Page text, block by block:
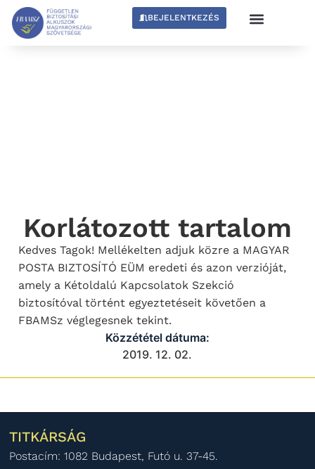
BEJELENTKEZÉS
Korlátozott tartalom
Kedves Tagok! Mellékelten adjuk közre a MAGYAR
POSTA BIZTOSÍTÓ EÜM eredeti és azon verzióját,
amely a Kétoldalú Kapcsolatok Szekció
biztosítóval történt egyeztetéseit követően a
FBAMSz véglegesnek tekint.
Közzététel dátuma:
2019. 12. 02.
TITKÁRSÁG
Postacím: 1082 Budapest, Futó u. 37-45.